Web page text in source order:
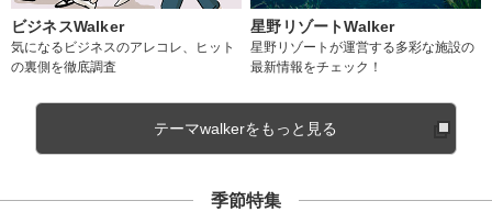
ビジネスWalker
気になるビジネスのアレコレ、ヒット
の裏側を徹底調査
星野リゾートWalker
星野リゾートが運営する多彩な施設の
最新情報をチェック！
テーマwalkerをもっと見る
季節特集